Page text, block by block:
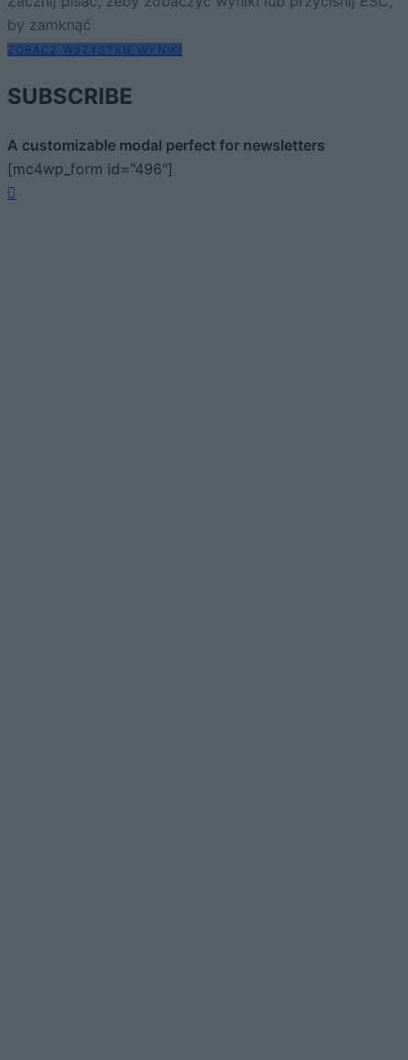
by zamknąć
ZOBACZ WSZYSTKIE WYNIKI
SUBSCRIBE
A customizable modal perfect for newsletters
[mc4wp_form id="496"]